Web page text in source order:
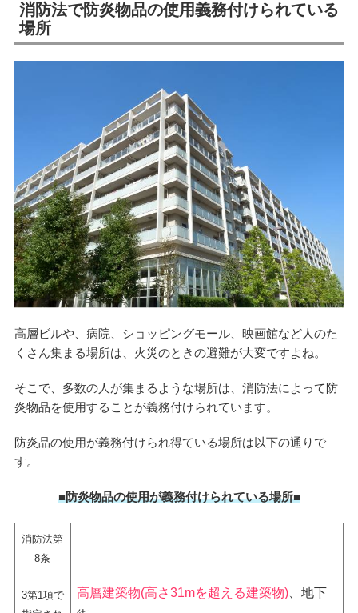
消防法で防炎物品の使用義務付けられている
場所
高層ビルや、病院、ショッピングモール、映画館など人のた
くさん集まる場所は、火災のときの避難が大変ですよね。
そこで、多数の人が集まるような場所は、消防法によって防
炎物品を使用することが義務付けられています。
防炎品の使用が義務付けられ得ている場所は以下の通りで
す。
■防炎物品の使用が義務付けられている場所■
消防法第
8条
3第1項で
高層建築物(高さ31mを超える建築物)、地下